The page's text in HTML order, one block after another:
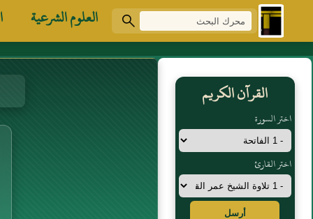
العلوم الشرعية
القرآن الكريم
اختر السورة
اختر القارئ
أرسل